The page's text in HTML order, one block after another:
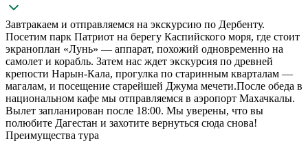
Завтракаем и отправляемся на экскурсию по Дербенту.
Посетим парк Патриот на берегу Каспийского моря, где стоит
экраноплан «Лунь» — аппарат, похожий одновременно на
самолет и корабль. Затем нас ждет экскурсия по древней
крепости Нарын-Кала, прогулка по старинным кварталам —
магалам, и посещение старейшей Джума мечети.После обеда в
национальном кафе мы отправляемся в аэропорт Махачкалы.
Вылет запланирован после 18:00. Мы уверены, что вы
полюбите Дагестан и захотите вернуться сюда снова!
Преимущества тура